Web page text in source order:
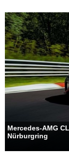
Mercedes-AMG
Nürburgring